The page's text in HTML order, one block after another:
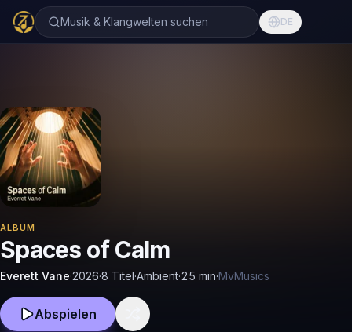
Musik & Klangwelten suchen DE
ALBUM
Spaces of Calm
Everett Vane·2026·8 Titel·Ambient·25 min·MvMusics
Abspielen